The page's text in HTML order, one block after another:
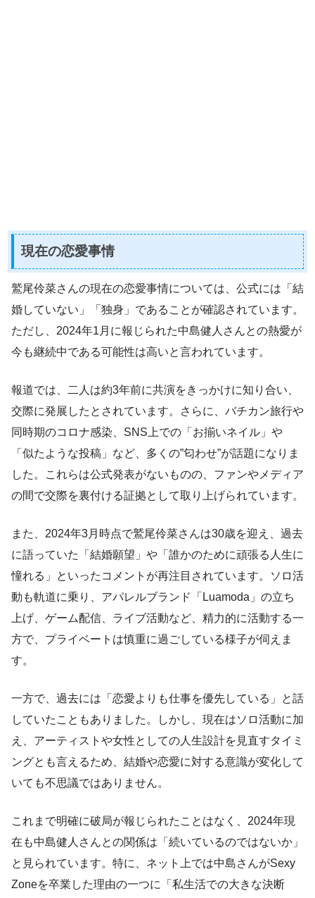
現在の恋愛事情
鷲尾伶菜さんの現在の恋愛事情については、公式には「結
婚していない」「独身」であることが確認されています。
ただし、2024年1月に報じられた中島健人さんとの熱愛が
今も継続中である可能性は高いと言われています。
報道では、二人は約3年前に共演をきっかけに知り合い、
交際に発展したとされています。さらに、バチカン旅行や
同時期のコロナ感染、SNS上での「お揃いネイル」や
「似たような投稿」など、多くの”匂わせ”が話題になりま
した。これらは公式発表がないものの、ファンやメディア
の間で交際を裏付ける証拠として取り上げられています。
また、2024年3月時点で鷲尾伶菜さんは30歳を迎え、過去
に語っていた「結婚願望」や「誰かのために頑張る人生に
憧れる」といったコメントが再注目されています。ソロ活
動も軌道に乗り、アパレルブランド「Luamoda」の立ち
上げ、ゲーム配信、ライブ活動など、精力的に活動する一
方で、プライベートは慎重に過ごしている様子が伺えま
す。
一方で、過去には「恋愛よりも仕事を優先している」と話
していたこともありました。しかし、現在はソロ活動に加
え、アーティストや女性としての人生設計を見直すタイミ
ングとも言えるため、結婚や恋愛に対する意識が変化して
いても不思議ではありません。
これまで明確に破局が報じられたことはなく、2024年現
在も中島健人さんとの関係は「続いているのではないか」
と見られています。特に、ネット上では中島さんがSexy
Zoneを卒業した理由の一つに「私生活での大きな決断